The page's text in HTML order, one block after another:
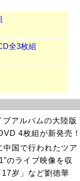
全3枚組
アルバムの大陸版
4枚組が新発売！
国で行われたツア
のライブ映像を収
岁」など劉徳華